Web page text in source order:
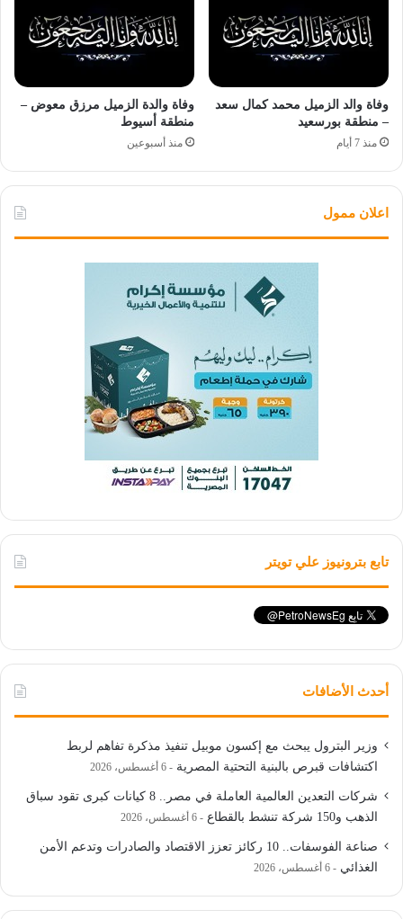
وفاة والد الزميل محمد كمال سعد
– منطقة بورسعيد
منذ 7 أيام
وفاة والدة الزميل مرزق معوض –
منطقة أسيوط
منذ أسبوعين
اعلان ممول
تابع بترونيوز علي تويتر
أحدث الأضافات
وزير البترول يبحث مع إكسون موبيل تنفيذ مذكرة تفاهم لربط
اكتشافات قبرص بالبنية التحتية المصرية
6 أغسطس، 2026
شركات التعدين العالمية العاملة في مصر.. 8 كيانات كبرى تقود سباق
الذهب و150 شركة تنشط بالقطاع
6 أغسطس، 2026
صناعة الفوسفات.. 10 ركائز تعزز الاقتصاد والصادرات وتدعم الأمن
الغذائي
6 أغسطس، 2026